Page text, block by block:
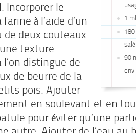
1
90
Incorporer le
à l’aide d’un
de deux couteaux
texture
distingue de
de beurre de la
pois. Ajouter
en soulevant et en
pour éviter qu’une